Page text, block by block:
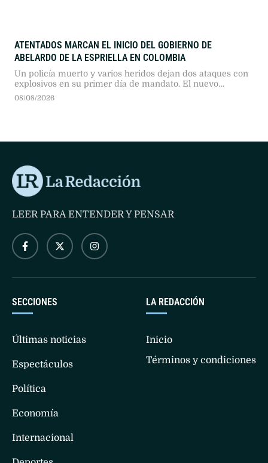
ATENTADOS MARCAN EL INICIO DEL GOBIERNO DE
ABELARDO DE LA ESPRIELLA EN COLOMBIA
Un policía muerto y varios heridos dejan dos ataques con
explosivos en su primer día de mandato. El nuevo
presidente prometió mano dura contra el narcoterrorismo
08/08/2026
LA REDACCIÓN
Inicio
Términos y condiciones
SECCIONES
Últimas noticias
Espectáculos
Política
Economía
Internacional
LEER PARA ENTENDER Y PENSAR